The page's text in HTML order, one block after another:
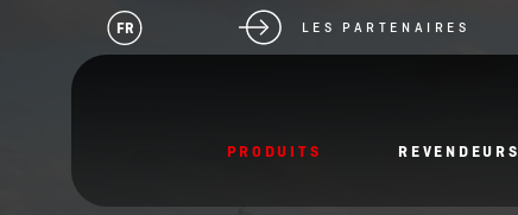
FR LES PARTENAIRES
PRODUITS REVENDEURS